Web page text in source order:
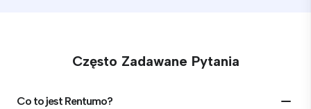
Często Zadawane Pytania
Co to jest Rentumo?